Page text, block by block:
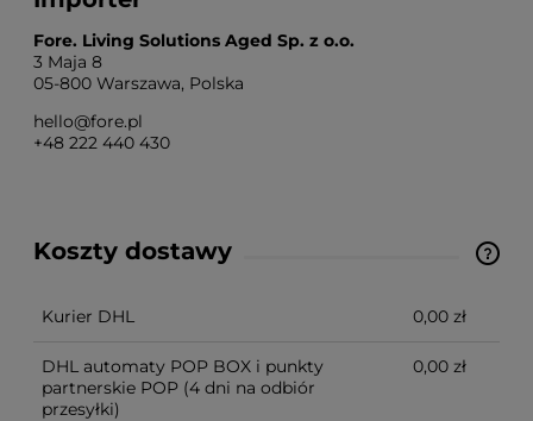
Fore. Living Solutions Aged Sp. z o.o.
3 Maja 8
05-800 Warszawa, Polska
hello@fore.pl
+48 222 440 430
Koszty dostawy
Cena nie zawiera ewentualnych kosztów płatności
Kurier DHL 0,00 zł
DHL automaty POP BOX i punkty
partnerskie POP (4 dni na odbiór
przesyłki)
0,00 zł